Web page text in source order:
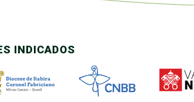
INDICADOS